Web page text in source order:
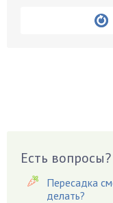
Вешенки
Виноград
Есть
Пересадка
делать?